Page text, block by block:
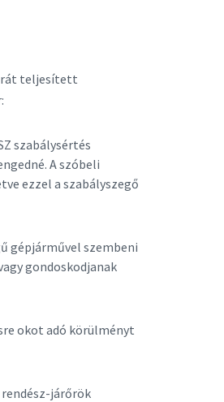
teljesített
szabálysértés
A szóbeli
ezzel a szabályszegő
gépjárművel szembeni
gondoskodjanak
okot adó körülményt
járőrök